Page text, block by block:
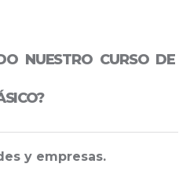
NUESTRO CURSO DE
y empresas.